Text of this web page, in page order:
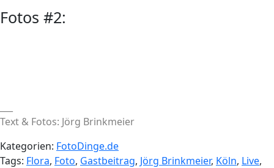
Fotos #2:
Text & Fotos: Jörg Brinkmeier
Kategorien: FotoDinge.de
Tags: Flora, Foto, Gastbeitrag, Jörg Brinkmeier, Köln, Live,